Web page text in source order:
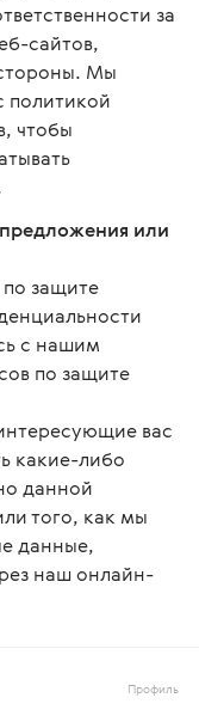
Профиль
за
сайтов,
Мы
политикой
чтобы
или
защите
с нашим
по защите
вас
какие-либо
данной
того, как мы
данные,
наш онлайн-